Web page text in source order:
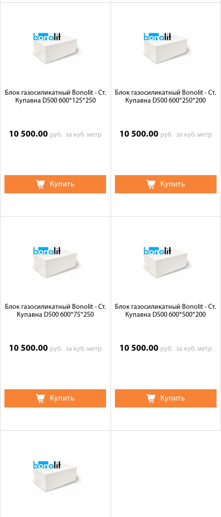
Блок газосиликатный Bonolit - Ст.
Купавна D500 600*125*250
10 500.00 руб.за куб. метр
Купить
Блок газосиликатный Bonolit - Ст.
Купавна D500 600*250*200
10 500.00 руб. за куб. метр
Купить
Блок газосиликатный Bonolit - Ст.
Купавна D500 600*75*250
10 500.00 руб.за куб. метр
Купить
Блок газосиликатный Bonolit - Ст.
Купавна D500 600*500*200
10 500.00 руб. за куб. метр
Купить